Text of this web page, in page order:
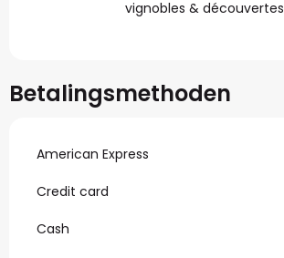
vignobles & découvertes
Betalingsmethoden
American Express
Credit card
Cash